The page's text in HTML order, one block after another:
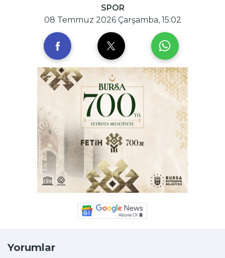
SPOR
08 Temmuz 2026 Çarşamba, 15:02
Yorumlar